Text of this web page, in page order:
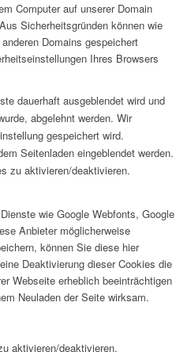
Computer auf unserer Domain
Sicherheitsgründen können wie
Domains gespeichert
Ihres Browsers
dauerhaft ausgeblendet wird und
abgelehnt werden. Wir
gespeichert wird.
Seitenladen eingeblendet werden.
zu aktivieren/deaktivieren.
wie Google Webfonts, Google
Anbieter möglicherweise
können Sie diese hier
Deaktivierung dieser Cookies die
Webseite erheblich beeinträchtigen
Neuladen der Seite wirksam.
aktivieren/deaktivieren.